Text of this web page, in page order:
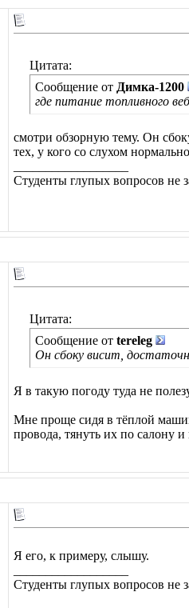
Цитата:
Сообщение от Димка-1200
где питание топливного
смотри обзорную тему. Он
тех, у кого со слухом
Студенты глупых вопросов не
Цитата:
Сообщение от tereleg
Он сбоку висит,
Я в такую погоду туда не
Мне проще сидя в тёплой
провода, тянуть их по салону
Я его, к примеру, слышу.
Студенты глупых вопросов не